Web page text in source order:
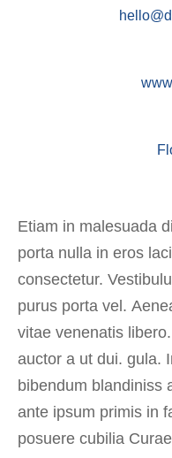
Etiam in malesuada
porta nulla in eros
consectetur.
purus porta vel.
vitae venenatis
auctor a ut dui. gula.
bibendum blandiniss
ante ipsum primis in
posuere cubilia